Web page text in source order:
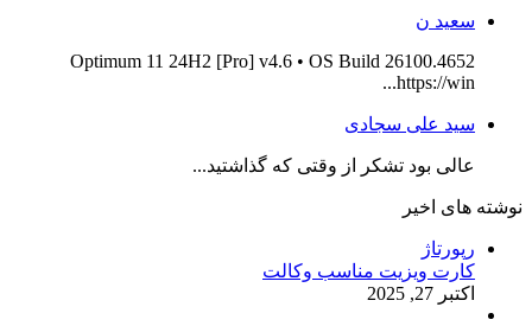
سعید ن
Optimum 11 24H2 [Pro] v4.6 • OS Build 26100.4652
https://win...
سید علی سجادی
عالی بود تشکر از وقتی که گذاشتید...
نوشته های اخیر
رپورتاژ
کارت ویزیت مناسب وکالت
اکتبر 27, 2025